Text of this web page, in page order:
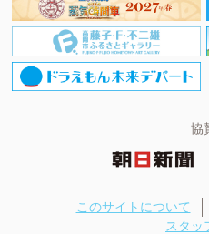
協
このサイトについて
スタッ